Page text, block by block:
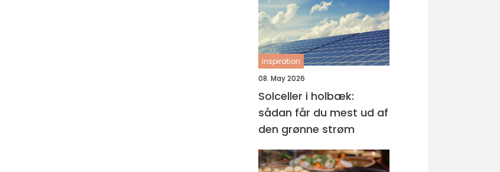
inspiration
08. May 2026
Solceller i holbæk:
sådan får du mest ud af
den grønne strøm